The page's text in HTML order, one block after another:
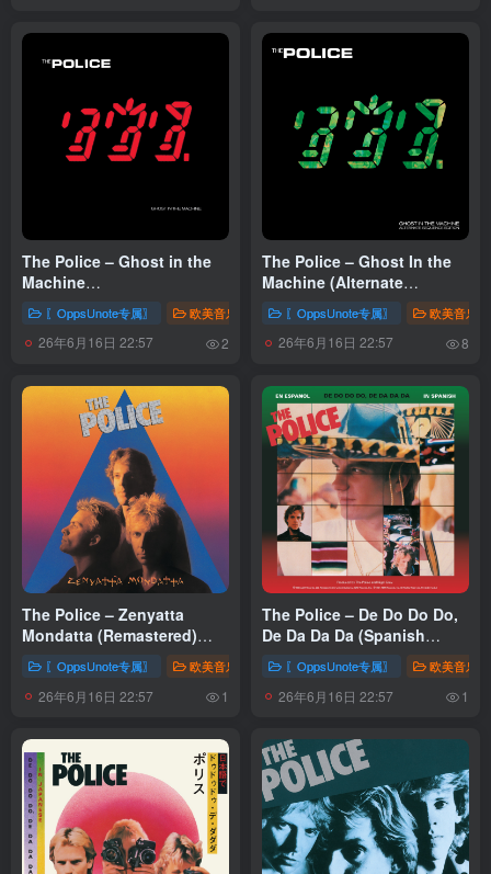
The Police – Ghost in the
Machine
(Remastered)Ⓔ(00600753731734)
【24bit／44.1kHz】土耳其区
〖OppsUnote专属〗 欧美音乐
26年6月16日 22:57 2
The Police – Ghost In the
Machine (Alternate
Edition)Ⓔ(00602448175489)
【16bit／44.1kHz】土耳其区
〖OppsUnote专属〗 欧美音乐
26年6月16日 22:57 8
The Police – Zenyatta
Mondatta (Remastered)
(00600753731727)【24bit／
44.1kHz】土耳其区
〖OppsUnote专属〗 欧美音乐
26年6月16日 22:57 1
The Police – De Do Do Do,
De Da Da Da (Spanish
Single(00602475005803)
【16bit／44.1kHz】土耳其区
〖OppsUnote专属〗 欧美音乐
26年6月16日 22:57 1